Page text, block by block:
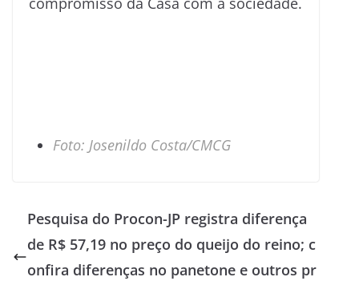
Foto: Josenildo Costa/CMCG
Pesquisa do Procon-JP registra diferença
de R$ 57,19 no preço do queijo do reino; c
onfira diferenças no panetone e outros pr